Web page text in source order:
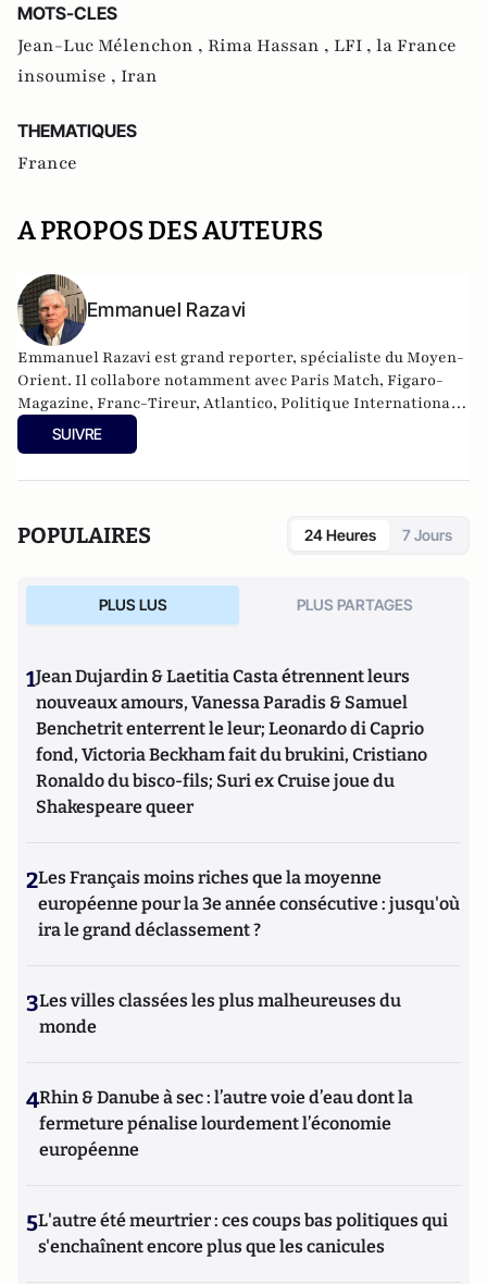
MOTS-CLES
Jean-Luc Mélenchon , Rima Hassan , LFI , la France
insoumise , Iran
THEMATIQUES
France
A PROPOS DES AUTEURS
Emmanuel Razavi
Emmanuel Razavi est grand reporter, spécialiste du Moyen-
Orient. Il collabore notamment avec Paris Match, Figaro-
Magazine, Franc-Tireur, Atlantico, Politique Internationale,
Écran de Veille et Valeurs Actuelles. Il a réalisé plusieurs
documentaires sur les groupes islamistes au Moyen-Orient,
les ingérences et les réseaux d’espionnage de la République
régulièrement sur les ondes d’Europe 1, Sud Radio, LCI et
CNews, pour parler du Moyen-Orient et de l’Iran. Il est
SUIVRE
POPULAIRES 24 Heures 7 Jours
PLUS LUS PLUS PARTAGES
1Jean Dujardin & Laetitia Casta étrennent leurs
nouveaux amours, Vanessa Paradis & Samuel
Benchetrit enterrent le leur; Leonardo di Caprio
fond, Victoria Beckham fait du brukini, Cristiano
Ronaldo du bisco-fils; Suri ex Cruise joue du
Shakespeare queer
2Les Français moins riches que la moyenne
européenne pour la 3e année consécutive : jusqu'où
ira le grand déclassement ?
3Les villes classées les plus malheureuses du
monde
4Rhin & Danube à sec : l’autre voie d’eau dont la
fermeture pénalise lourdement l’économie
européenne
5L'autre été meurtrier : ces coups bas politiques qui
s'enchaînent encore plus que les canicules